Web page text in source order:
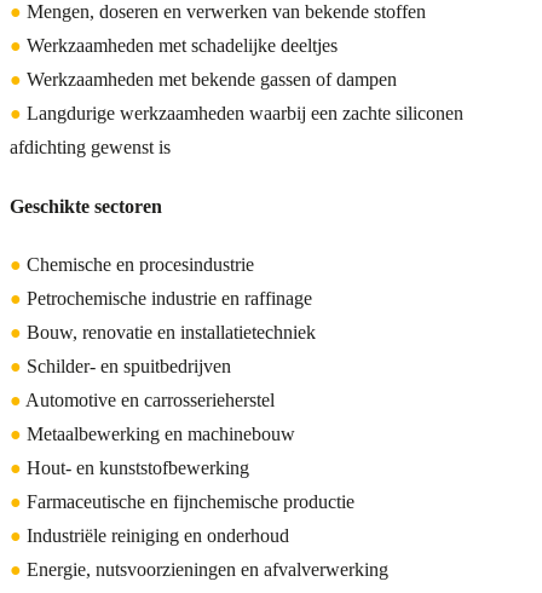
● Mengen, doseren en verwerken van bekende stoffen
● Werkzaamheden met schadelijke deeltjes
● Werkzaamheden met bekende gassen of dampen
● Langdurige werkzaamheden waarbij een zachte siliconen
afdichting gewenst is
Geschikte sectoren
● Chemische en procesindustrie
● Petrochemische industrie en raffinage
● Bouw, renovatie en installatietechniek
● Schilder- en spuitbedrijven
● Automotive en carrosserieherstel
● Metaalbewerking en machinebouw
● Hout- en kunststofbewerking
● Farmaceutische en fijnchemische productie
● Industriële reiniging en onderhoud
● Energie, nutsvoorzieningen en afvalverwerking